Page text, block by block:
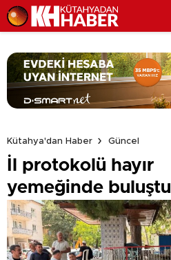
Kütahya'dan Haber
Güncel
İl protokolü hayır
yemeğinde buluştu